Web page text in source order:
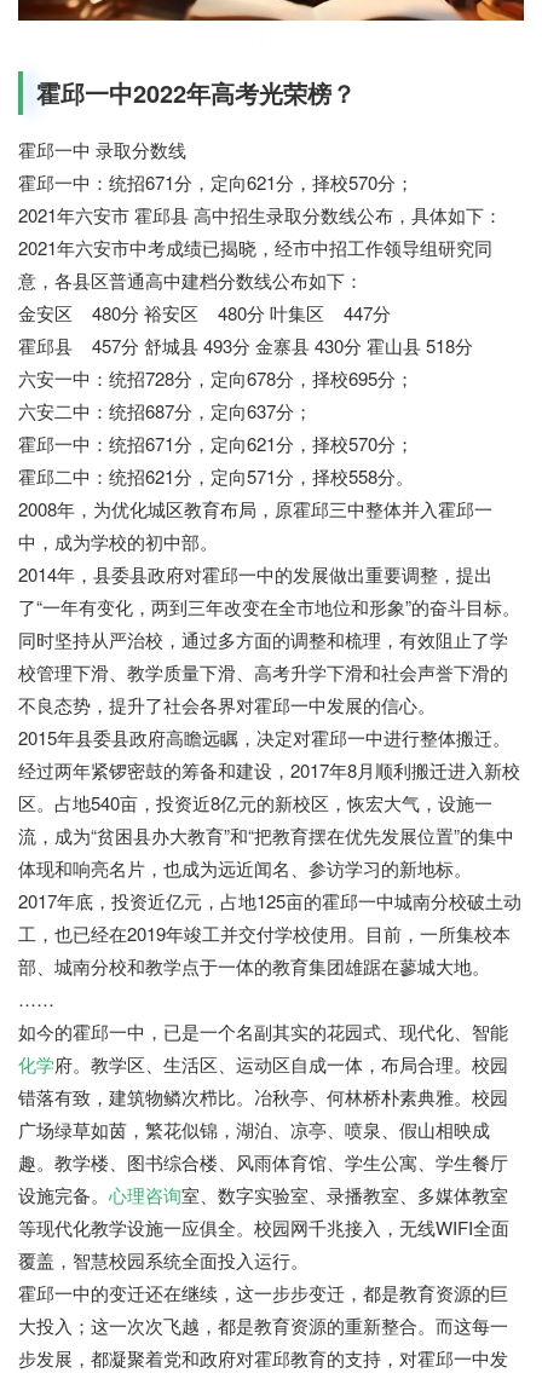
霍邱一中2022年高考光荣榜？
霍邱一中 录取分数线
霍邱一中：统招671分，定向621分，择校570分；
2021年六安市 霍邱县 高中招生录取分数线公布，具体如下：
2021年六安市中考成绩已揭晓，经市中招工作领导组研究同
意，各县区普通高中建档分数线公布如下：
金安区 480分 裕安区 480分 叶集区 447分
霍邱县 457分 舒城县 493分 金寨县 430分 霍山县 518分
六安一中：统招728分，定向678分，择校695分；
六安二中：统招687分，定向637分；
霍邱一中：统招671分，定向621分，择校570分；
霍邱二中：统招621分，定向571分，择校558分。
2008年，为优化城区教育布局，原霍邱三中整体并入霍邱一
中，成为学校的初中部。
2014年，县委县政府对霍邱一中的发展做出重要调整，提出
了“一年有变化，两到三年改变在全市地位和形象”的奋斗目标。
同时坚持从严治校，通过多方面的调整和梳理，有效阻止了学
校管理下滑、教学质量下滑、高考升学下滑和社会声誉下滑的
不良态势，提升了社会各界对霍邱一中发展的信心。
2015年县委县政府高瞻远瞩，决定对霍邱一中进行整体搬迁。
经过两年紧锣密鼓的筹备和建设，2017年8月顺利搬迁进入新校
区。占地540亩，投资近8亿元的新校区，恢宏大气，设施一
流，成为“贫困县办大教育”和“把教育摆在优先发展位置”的集中
体现和响亮名片，也成为远近闻名、参访学习的新地标。
2017年底，投资近亿元，占地125亩的霍邱一中城南分校破土动
工，也已经在2019年竣工并交付学校使用。目前，一所集校本
部、城南分校和教学点于一体的教育集团雄踞在蓼城大地。
……
如今的霍邱一中，已是一个名副其实的花园式、现代化、智能
化学府。教学区、生活区、运动区自成一体，布局合理。校园
错落有致，建筑物鳞次栉比。冶秋亭、何林桥朴素典雅。校园
广场绿草如茵，繁花似锦，湖泊、凉亭、喷泉、假山相映成
趣。教学楼、图书综合楼、风雨体育馆、学生公寓、学生餐厅
设施完备。 心理咨询室、数字实验室、录播教室、多媒体教室
等现代化教学设施一应俱全。校园网千兆接入，无线WIFI全面
覆盖，智慧校园系统全面投入运行。
霍邱一中的变迁还在继续，这一步步变迁，都是教育资源的巨
大投入；这一次次飞越，都是教育资源的重新整合。而这每一
步发展，都凝聚着党和政府对霍邱教育的支持，对霍邱一中发